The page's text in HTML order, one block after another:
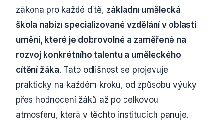
zákona pro každé dítě, základní umělecká
škola nabízí specializované vzdělání v oblasti
umění, které je dobrovolné a zaměřené na
rozvoj konkrétního talentu a uměleckého
cítění žáka. Tato odlišnost se projevuje
prakticky na každém kroku, od způsobu výuky
přes hodnocení žáků až po celkovou
atmosféru, která v těchto institucích panuje.